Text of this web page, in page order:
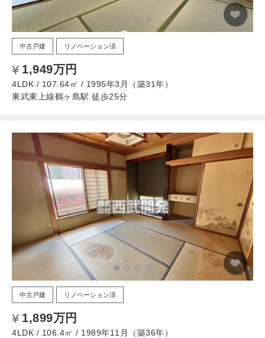
中古戸建 リノベーション済
1,949万円
4LDK / 107.64㎡ / 1995年3月（築31年）
東武東上線鶴ヶ島駅 徒歩25分
中古戸建 リノベーション済
1,899万円
4LDK / 106.4㎡ / 1989年11月（築36年）